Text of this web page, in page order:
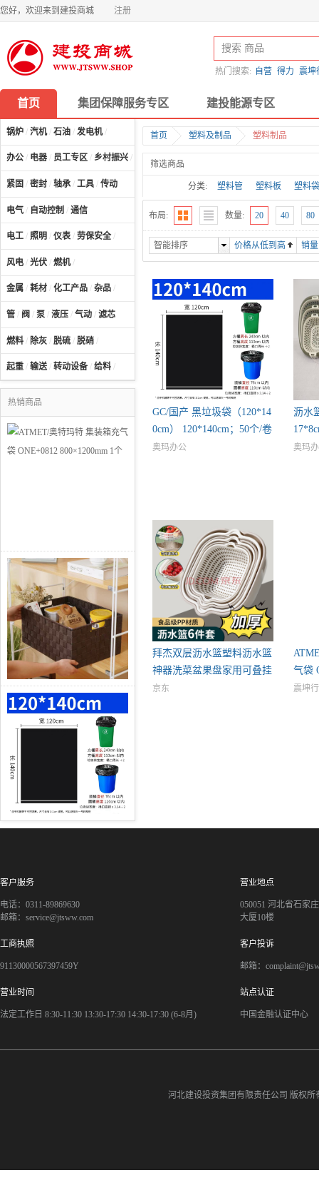
您好，欢迎来到建投商城 注册
热门搜索: 自营 得力 震坤
首页 集团保障服务专区 建投能源专区
锅炉 / 汽机/ 石油 / 发电机/
办公 / 电器 / 员工专区 / 乡村振兴 / 计算机及配件
紧固 / 密封 / 轴承 / 工具 / 传动
电气 / 自动控制 / 通信
电工 / 照明 / 仪表 / 劳保安全 /
风电 / 光伏 / 燃机/
金属 / 耗材 / 化工产品 / 杂品 /
管 / 阀 / 泵 / 液压 / 气动 / 滤芯
燃料 / 除灰 / 脱硫 / 脱硝 /
起重 / 输送/ 转动设备 / 给料 /
热销商品
首页 塑料及制品 塑料制品
筛选商品
分类: 塑料管 塑料板 塑料袋
布局: 数量: 20 40 80
智能排序 价格从低到高 销量
GC/国产 黑垃圾袋（120*14
0cm） 120*140cm；50个/卷
奥玛办公
沥水
*24
奥玛
拜杰双层沥水篮塑料沥水篮
神器洗菜盆果盘家用可叠挂
京东
气袋
m
震坤行
客户服务
电话：0311-89869630
邮箱：service@jtsww.com
营业地点
050051 河北省石家
大厦10楼
工商执照
91130000567397459Y
客户投诉
邮箱：
营业时间
法定工作日 8:30-11:30 13:30-17:30 14:30-17:30 (6-8月)
站点认证
中国金融认证中心
河北建设投资集团有限责任公司 版权所